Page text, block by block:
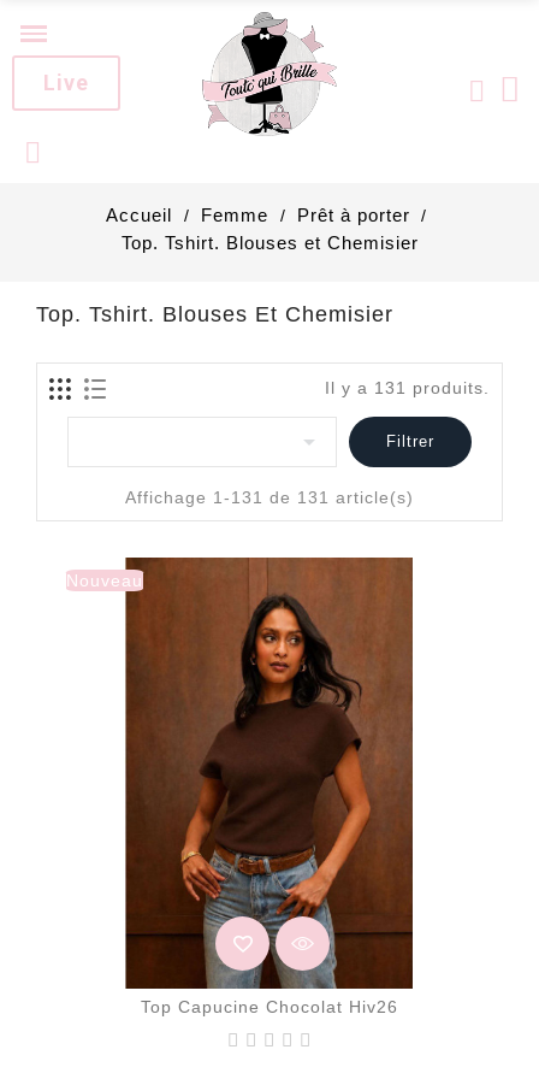
Live
Accueil Femme
Prêt à porter
Top. Tshirt. Blouses et Chemisier
Top. Tshirt. Blouses Et Chemisier
Il y a 131 produits.
 Filtrer
Affichage 1-131 de 131 article(s)
Nouveau
Top Capucine Chocolat Hiv26